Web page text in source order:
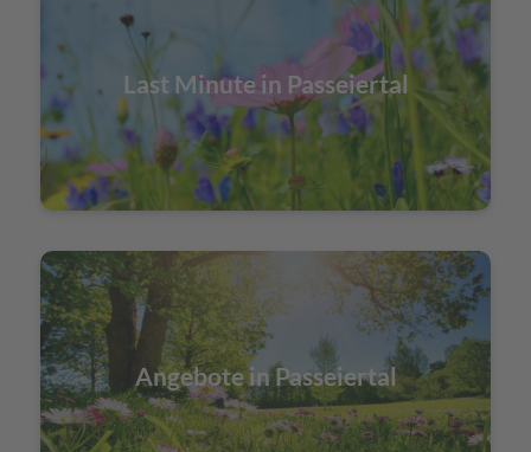
Last Minute in Passeiertal
Angebote in Passeiertal